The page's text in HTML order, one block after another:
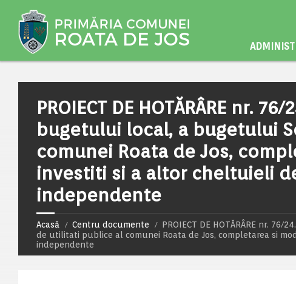
PROIECT DE HOTĂRÂRE nr.
bugetului local, a bugetului
comunei Roata de Jos,
investiti si a altor cheltuieli
independente
Acasă Centru documente
PROIECT DE HOTĂRÂRE nr.
de utilitati publice al comunei Roata de Jos, completarea si
independente